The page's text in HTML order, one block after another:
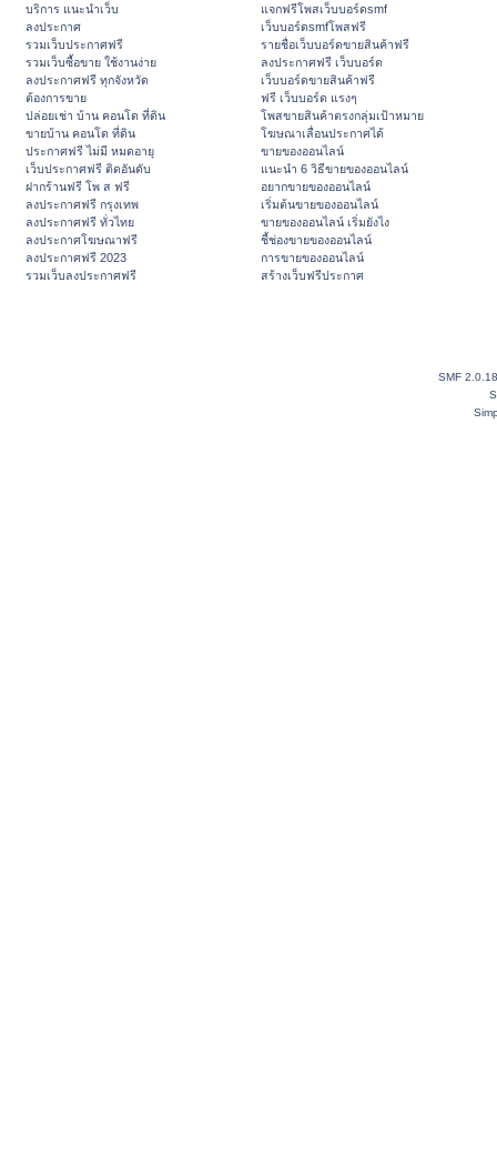
บริการ แนะนำเว็บ
ลงประกาศ
รวมเว็บประกาศฟรี
รวมเว็บซื้อขาย ใช้งานง่าย
ลงประกาศฟรี ทุกจังหวัด
ต้องการขาย
ปล่อยเช่า บ้าน คอนโด ที่ดิน
ขายบ้าน คอนโด ที่ดิน
ประกาศฟรี ไม่มี หมดอายุ
เว็บประกาศฟรี ติดอันดับ
ฝากร้านฟรี โพ ส ฟรี
ลงประกาศฟรี กรุงเทพ
ลงประกาศฟรี ทั่วไทย
ลงประกาศโฆษณาฟรี
ลงประกาศฟรี 2023
รวมเว็บลงประกาศฟรี
แจกฟรีโพสเว็บบอร์ดsmf
เว็บบอร์ดsmfโพสฟรี
รายชื่อเว็บบอร์ดขายสินค้าฟรี
ลงประกาศฟรี เว็บบอร์ด
เว็บบอร์ดขายสินค้าฟรี
ฟรี เว็บบอร์ด แรงๆ
โพสขายสินค้าตรงกลุ่มเป้าหมาย
โฆษณาเลื่อนประกาศได้
ขายของออนไลน์
แนะนำ 6 วิธีขายของออนไลน์
อยากขายของออนไลน์
เริ่มต้นขายของออนไลน์
ขายของออนไลน์ เริ่มยังไง
ชี้ช่องขายของออนไลน์
การขายของออนไลน์
สร้างเว็บฟรีประกาศ
SMF 2.0.18